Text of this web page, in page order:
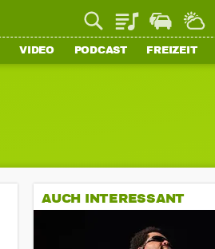
PlaylistStaupilot
VIDEO PODCAST FREIZEIT
AUCH INTERESSANT